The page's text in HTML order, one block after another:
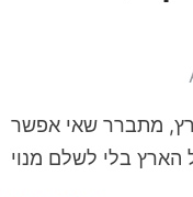
מתברר שאי אפשר